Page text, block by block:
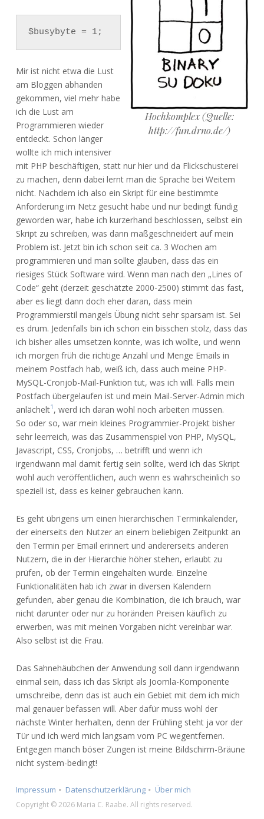
„.$busybyte;
?]
Hochkomplex (Quelle:
http://fun.drno.de/)
$busybyte = 1;
Mir ist nicht etwa die Lust
am Bloggen abhanden
gekommen, viel mehr habe
ich die Lust am
Programmieren wieder
entdeckt. Schon länger
wollte ich mich intensiver
mit PHP beschäftigen, statt nur hier und da Flickschusterei
zu machen, denn dabei lernt man die Sprache bei Weitem
nicht. Nachdem ich also ein Skript für eine bestimmte
Anforderung im Netz gesucht habe und nur bedingt fündig
geworden war, habe ich kurzerhand beschlossen, selbst ein
Skript zu schreiben, was dann maßgeschneidert auf mein
Problem ist. Jetzt bin ich schon seit ca. 3 Wochen am
programmieren und man sollte glauben, dass das ein
riesiges Stück Software wird. Wenn man nach den „Lines of
Code“ geht (derzeit geschätzte 2000-2500) stimmt das fast,
aber es liegt dann doch eher daran, dass mein
Programmierstil mangels Übung nicht sehr sparsam ist. Sei
es drum. Jedenfalls bin ich schon ein bisschen stolz, dass das
ich bisher alles umsetzen konnte, was ich wollte, und wenn
ich morgen früh die richtige Anzahl und Menge Emails in
meinem Postfach hab, weiß ich, dass auch meine PHP-
MySQL-Cronjob-Mail-Funktion tut, was ich will. Falls mein
Postfach übergelaufen ist und mein Mail-Server-Admin mich
anlächelt1 , werd ich daran wohl noch arbeiten müssen.
So oder so, war mein kleines Programmier-Projekt bisher
sehr leerreich, was das Zusammenspiel von PHP, MySQL,
Javascript, CSS, Cronjobs, … betrifft und wenn ich
irgendwann mal damit fertig sein sollte, werd ich das Skript
wohl auch veröffentlichen, auch wenn es wahrscheinlich so
speziell ist, dass es keiner gebrauchen kann.
Es geht übrigens um einen hierarchischen Terminkalender,
der einerseits den Nutzer an einem beliebigen Zeitpunkt an
den Termin per Email erinnert und andererseits anderen
Nutzern, die in der Hierarchie höher stehen, erlaubt zu
prüfen, ob der Termin eingehalten wurde. Einzelne
Funktionalitäten hab ich zwar in diversen Kalendern
gefunden, aber genau die Kombination, die ich brauch, war
nicht darunter oder nur zu horänden Preisen käuflich zu
erwerben, was mit meinen Vorgaben nicht vereinbar war.
Also selbst ist die Frau.
Das Sahnehäubchen der Anwendung soll dann irgendwann
einmal sein, dass ich das Skript als Joomla-Komponente
umschreibe, denn das ist auch ein Gebiet mit dem ich mich
mal genauer befassen will. Aber dafür muss wohl der
nächste Winter herhalten, denn der Frühling steht ja vor der
Tür und ich werd mich langsam vom PC wegentfernen.
Entgegen manch böser Zungen ist meine Bildschirm-Bräune
nicht system-bedingt!
Impressum Datenschutzerklärung Über mich
Copyright © 2026 Maria C. Raabe. All rights reserved.